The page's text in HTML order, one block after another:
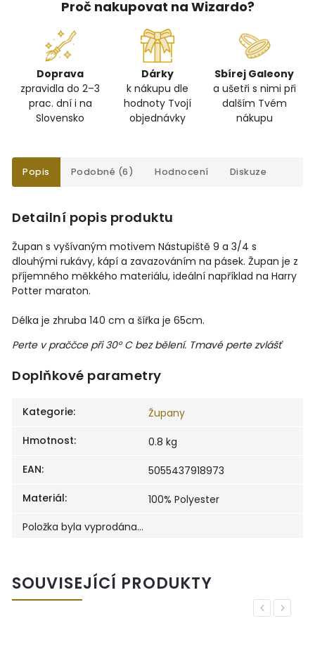
Proč nakupovat na Wizardo?
Doprava
zpravidla do 2–3
prac. dní i na
Slovensko
Dárky
k nákupu dle
hodnoty Tvojí
objednávky
Sbírej Galeony
a ušetři s nimi při
dalším Tvém
nákupu
Popis Podobné (6) Hodnocení Diskuze
Detailní popis produktu
Župan s vyšívaným motivem Nástupiště 9 a 3/4 s
dlouhými rukávy, kápí a zavazováním na pásek. Župan je z
příjemného měkkého materiálu, ideální například na Harry
Potter maraton.
Délka je zhruba 140 cm a šířka je 65cm.
Perte v praččce při 30° C bez bělení. Tmavé perte zvlášť
Doplňkové parametry
Kategorie:
Župany
Hmotnost:
0.8 kg
EAN:
5055437918973
Materiál:
100% Polyester
Položka byla vyprodána…
SOUVISEJÍCÍ PRODUKTY
Previous
Next